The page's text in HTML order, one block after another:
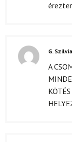
G. Szilvia
A